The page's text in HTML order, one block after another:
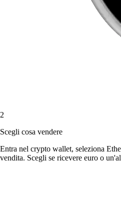
2
Scegli cosa vendere
Entra nel crypto wallet, seleziona
vendita. Scegli se ricevere euro o